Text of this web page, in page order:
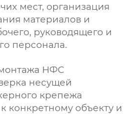
мест, организация
материалов и
руководящего и
персонала.
НФС
несущей
крепежа
конкретному объекту и